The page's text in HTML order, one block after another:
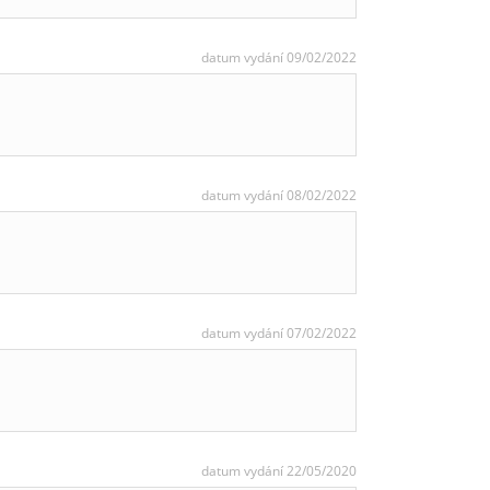
datum vydání 09/02/2022
datum vydání 08/02/2022
datum vydání 07/02/2022
datum vydání 22/05/2020